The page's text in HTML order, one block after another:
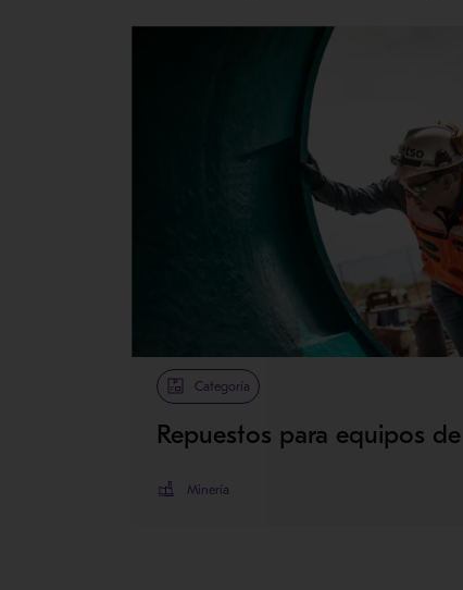
Categoría
Repuestos para equipos
Minería